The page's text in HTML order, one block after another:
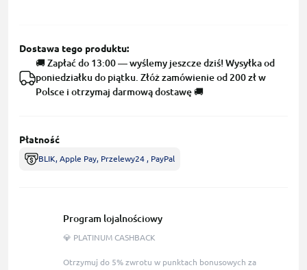
Dostawa tego produktu:
🚚 Zapłać do 13:00 — wyślemy jeszcze dziś! Wysyłka od
poniedziałku do piątku. Złóż zamówienie od 200 zł w
Polsce i otrzymaj darmową dostawę 🚚
Płatność
BLIK, Apple Pay, Przelewy24 , PayPal
Program lojalnościowy
💎 PLATINUM CASHBACK
Otrzymuj do 5% zwrotu w punktach bonusowych za